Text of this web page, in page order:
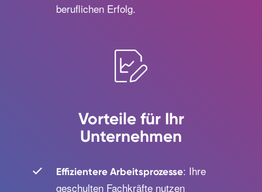
beruflichen Erfolg.
Vorteile für Ihr
Unternehmen
Effizientere Arbeitsprozesse: Ihre
geschulten Fachkräfte nutzen